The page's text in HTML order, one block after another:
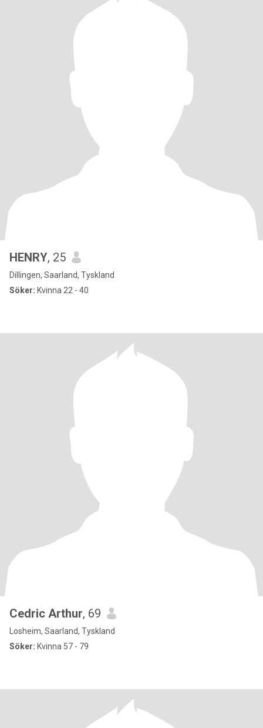
HENRY, 25
Dillingen, Saarland, Tyskland
Söker: Kvinna 22 - 40
Cedric Arthur, 69
Losheim, Saarland, Tyskland
Söker: Kvinna 57 - 79